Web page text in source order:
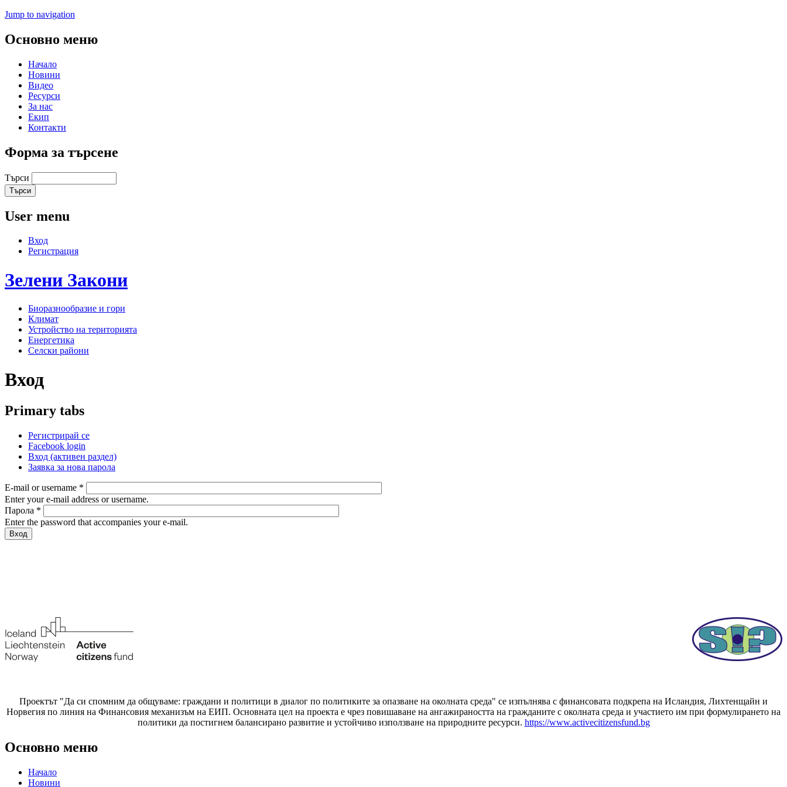
Jump to navigation
Основно меню
Начало
Новини
Видео
Ресурси
За нас
Екип
Контакти
Форма за търсене
Търси
User menu
Вход
Регистрация
Зелени Закони
Биоразнообразие и гори
Климат
Устройство на територията
Енергетика
Селски райони
Вход
Primary tabs
Регистрирай се
Facebook login
Вход (активен раздел)
Заявка за нова парола
E-mail or username *
Enter your e-mail address or username.
Парола *
Enter the password that accompanies your e-mail.
Проектът "Да си спомним да общуваме: граждани и политици в диалог по политиките за опазване на околната среда" се изпълнява с финансовата подкрепа на Исландия, Лихтенщайн и
Норвегия по линия на Финансовия механизъм на ЕИП. Основната цел на проекта е чрез повишаване на ангажираността на гражданите с околната среда и участието им при формулирането на
политики да постигнем балансирано развитие и устойчиво използване на природните ресурси. https://www.activecitizensfund.bg
Основно меню
Начало
Новини